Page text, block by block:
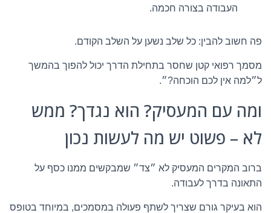
העבודה בצורה חכמה.
פה חשוב להבין: כל שלב נשען על השלב הקודם.
מסמך רפואי קטן שחסר בתחילת הדרך יכול להפוך בהמשך
ל״למה אין לכם הוכחה?״.
ומה עם המעסיק? הוא נגדך? ממש
לא – פשוט יש מה לעשות נכון
ברוב המקרים המעסיק לא ״צד״ שמבקשים ממנו כסף על
התאונה בדרך לעבודה.
הוא בעיקר גורם שצריך לשתף פעולה במסמכים, במיוחד בטופס